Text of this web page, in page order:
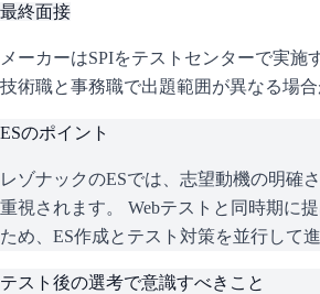
最終面接
メーカーはSPIをテストセンターで実施
技術職と事務職で出題範囲が異なる場合
ESのポイント
レゾナックのESでは、志望動機の明確
重視されます。 Webテストと同時期に
ため、ES作成とテスト対策を並行して
テスト後の選考で意識すべきこと